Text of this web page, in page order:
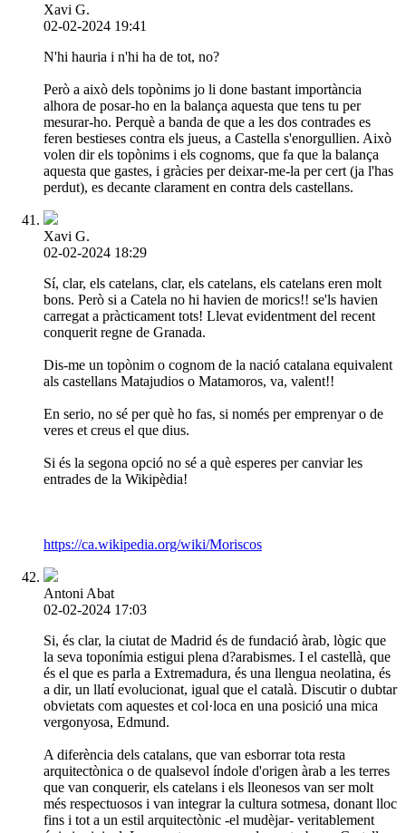
Xavi G.
02-02-2024 19:41
N'hi hauria i n'hi ha de tot, no?
Però a això dels topònims jo li done bastant importància
alhora de posar-ho en la balança aquesta que tens tu per
mesurar-ho. Perquè a banda de que a les dos contrades es
feren bestieses contra els jueus, a Castella s'enorgullien. Això
volen dir els topònims i els cognoms, que fa que la balança
aquesta que gastes, i gràcies per deixar-me-la per cert (ja l'has
perdut), es decante clarament en contra dels castellans.
Xavi G.
02-02-2024 18:29
Sí, clar, els catelans, clar, els catelans, els catelans eren molt
bons. Però si a Catela no hi havien de morics!! se'ls havien
carregat a pràcticament tots! Llevat evidentment del recent
conquerit regne de Granada.
Dis-me un topònim o cognom de la nació catalana equivalent
als castellans Matajudios o Matamoros, va, valent!!
En serio, no sé per què ho fas, si només per emprenyar o de
veres et creus el que dius.
Si és la segona opció no sé a què esperes per canviar les
entrades de la Wikipèdia!
https://ca.wikipedia.org/wiki/Moriscos
Antoni Abat
02-02-2024 17:03
Si, és clar, la ciutat de Madrid és de fundació àrab, lògic que
la seva toponímia estigui plena d?arabismes. I el castellà, que
és el que es parla a Extremadura, és una llengua neolatina, és
a dir, un llatí evolucionat, igual que el català. Discutir o dubtar
obvietats com aquestes et col·loca en una posició una mica
vergonyosa, Edmund.
A diferència dels catalans, que van esborrar tota resta
arquitectònica o de qualsevol índole d'origen àrab a les terres
que van conquerir, els catelans i els lleonesos van ser molt
més respectuosos i van integrar la cultura sotmesa, donant lloc
fins i tot a un estil arquitectònic -el mudèjar- veritablement